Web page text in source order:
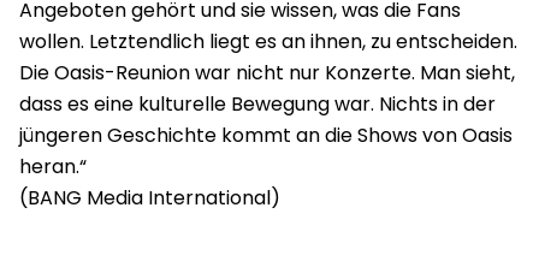
Angeboten gehört und sie wissen, was die Fans
wollen. Letztendlich liegt es an ihnen, zu entscheiden.
Die Oasis-Reunion war nicht nur Konzerte. Man sieht,
dass es eine kulturelle Bewegung war. Nichts in der
jüngeren Geschichte kommt an die Shows von Oasis
heran.“